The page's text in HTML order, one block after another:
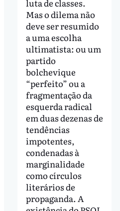
luta de classes.
Mas o dilema não
deve ser resumido
a uma escolha
ultimatista: ou um
partido
bolchevique
“perfeito” ou a
fragmentação da
esquerda radical
em duas dezenas de
tendências
impotentes,
condenadas à
marginalidade
como círculos
literários de
propaganda. A